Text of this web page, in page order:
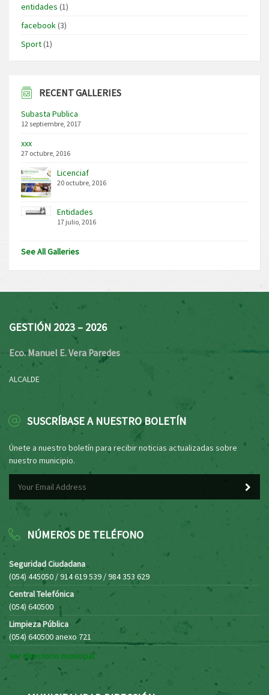
entidades (1)
facebook(3)
Sport(1)
RECENT GALLERIES
Subasta Publica
12 septiembre, 2017
xxx
27 octubre, 2016
Licenciaf
20 octubre, 2016
Entidades
17 julio, 2016
See All Galleries
GESTIÓN 2023 – 2026
Eco. Manuel E. Vera Paredes
ALCALDE
SUSCRÍBASE A NUESTRO BOLETÍN
Únete a nuestro boletín para recibir noticias actualizadas sobre
nuestro municipio.
NÚMEROS DE TELÉFONO
Seguridad Ciudadana
(054) 445050 / 914 619 539 / 984 353 629
Central Telefónica
(054) 640500
Limpieza Pública
(054) 640500 anexo 721
Ver directorio municipal